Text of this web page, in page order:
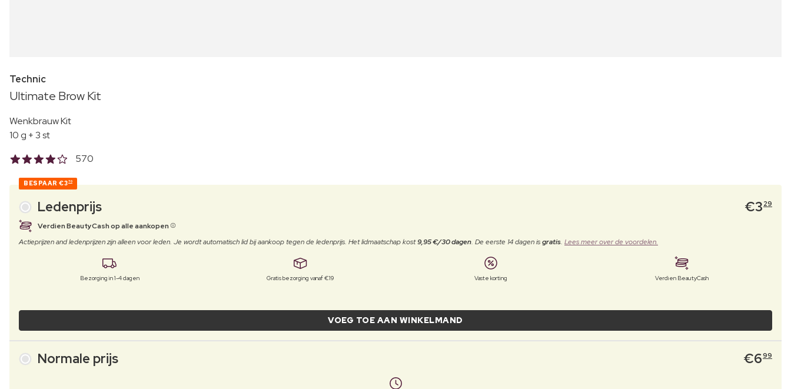
Technic
Ultimate Brow Kit
Wenkbrauw Kit
10 g + 3 st
570
BESPAAR €370
Ledenprijs €3 29
Verdien BeautyCash op alle aankopen
Actieprijzen and ledenprijzen zijn alleen voor leden. Je wordt automatisch lid bij aankoop tegen de ledenprijs. Het lidmaatschap kost9,95 €/30 dagen. De eerste 14 dagen isgratis. Lees meer over de voordelen.
Bezorging in 1-4 dagen Gratis bezorging vanaf €19 Vaste korting Verdien BeautyCash
VOEG TOE AAN WINKELMAND
Normale prijs €699